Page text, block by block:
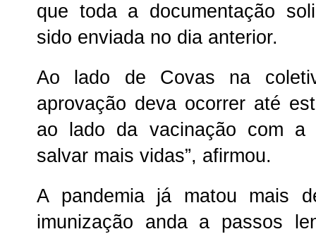
que toda a documentação
sido enviada no dia anterior.
Ao lado de Covas na
aprovação deva ocorrer até
ao lado da vacinação com a
salvar mais vidas”, afirmou.
A pandemia já matou mais
imunização anda a passos